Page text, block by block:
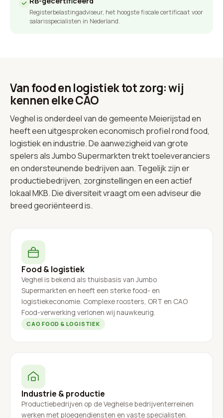
Registerbelastingadviseur, het hoogste fiscale certificaat voor
salarisspecialisten in Nederland.
Van food en logistiek tot zorg: wij
kennen elke CAO
Veghel is onderdeel van de gemeente Meierijstad en
heeft een uitgesproken economisch profiel rond food,
logistiek en industrie. De aanwezigheid van grote
spelers als Jumbo Supermarkten trekt toeleveranciers
en ondersteunende bedrijven aan. Tegelijk zijn er
productiebedrijven, zorginstellingen en een actief
lokaal MKB. Die diversiteit vraagt om een adviseur die
breed georiënteerd is.
Food & logistiek
Veghel is bekend als thuisbasis van Jumbo
Supermarkten en heeft een sterke food- en
logistiekeconomie. Complexe roosters, ORT en CAO
Food-verwerking verlonen wij nauwkeurig.
CAO FOOD & LOGISTIEK
Industrie & productie
Productiebedrijven op de Veghelse bedrijventerreinen
werken met ploegendiensten en vaste specialisten.